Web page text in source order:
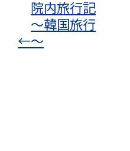
←
院内旅行記
～韓国旅行
～